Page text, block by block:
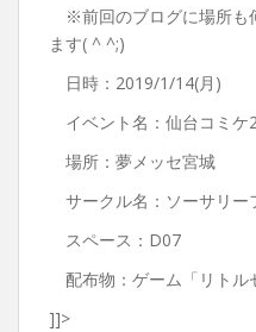
※前回のブログに場所も
ます( ^ ^;)
日時：2019/1/14(月)
イベント名：仙台コミケ
場所：夢メッセ宮城
サークル名：ソーサリー
スペース：D07
配布物：ゲーム「リト
]]>